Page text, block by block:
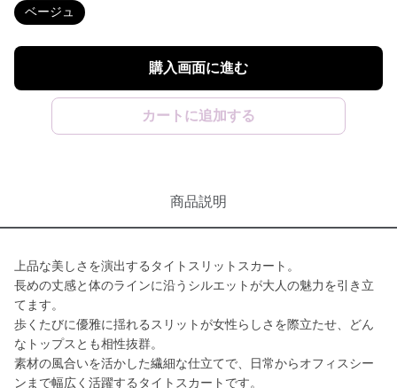
ベージュ
購入画面に進む
カートに追加する
商品説明
上品な美しさを演出するタイトスリットスカート。
長めの丈感と体のラインに沿うシルエットが大人の魅力を引き立
てます。
歩くたびに優雅に揺れるスリットが女性らしさを際立たせ、どん
なトップスとも相性抜群。
素材の風合いを活かした繊細な仕立てで、日常からオフィスシー
ンまで幅広く活躍するタイトスカートです。